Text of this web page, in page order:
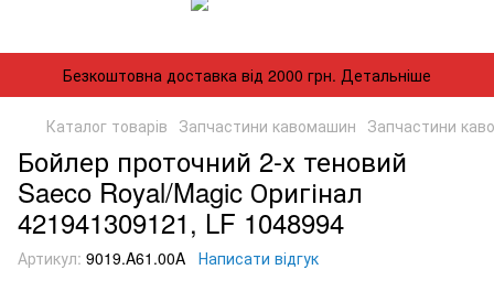
Безкоштовна доставка від 2000 грн. Детальніше
Каталог товарів Запчастини кавомашин Запчастини
Бойлер проточний 2-х теновий
Saeco Royal/Magic Оригінал
421941309121, LF 1048994
Артикул: 9019.A61.00A Написати відгук